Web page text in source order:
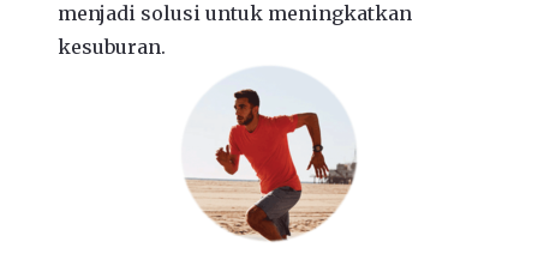
menjadi solusi untuk meningkatkan
kesuburan.